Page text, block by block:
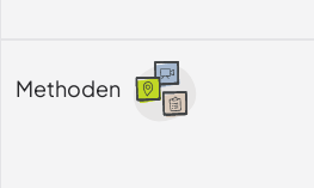
Methoden